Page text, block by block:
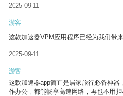
2025-09-11
游客
这款加速器VPM应用程序已经为我们带
2025-09-11
游客
这款加速器app简直是居家旅行必备神器
作办公，都能畅享高速网络，再也不用担